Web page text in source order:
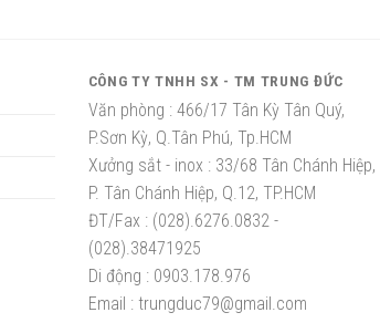
CÔNG TY TNHH SX - TM TRUNG ĐỨC
Văn phòng :466/17 Tân Kỳ Tân Quý,
P.Sơn Kỳ, Q.Tân Phú, Tp.HCM
Xưởng sắt - inox :33/68 Tân Chánh Hiệp,
P. Tân Chánh Hiệp, Q.12, TP.HCM
ĐT/Fax :(028).6276.0832 -
(028).38471925
Di động :0903.178.976
Email :trungduc79@gmail.com